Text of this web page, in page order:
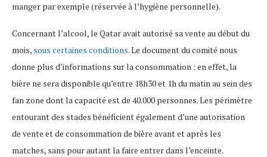
manger par exemple (réservée à l’hygiène personnelle).
Concernant l’alcool, le Qatar avait autorisé sa vente au début du
mois, sous certaines conditions. Le document du comité nous
donne plus d’informations sur la consommation : en effet, la
bière ne sera disponible qu’entre 18h30 et 1h du matin au sein des
fan zone dont la capacité est de 40.000 personnes. Les périmètre
entourant des stades bénéficient également d’une autorisation
de vente et de consommation de bière avant et après les
matches, sans pour autant la faire entrer dans l’enceinte.